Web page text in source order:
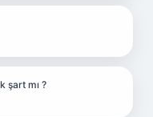
şart mı ?